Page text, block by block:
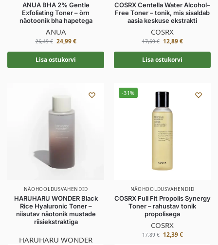
ANUA BHA 2% Gentle
Exfoliating Toner – õrn
näotoonik bha hapetega
ANUA
26,49€ 24,99€
Lisa ostukorvi
COSRX Centella Water Alcohol–
Free Toner – tonik, mis sisaldab
aasia keskuse ekstrakti
COSRX
17,69€ 12,89€
Lisa ostukorvi
NÄOHOOLDUSVAHENDID
HARUHARU WONDER Black
Rice Hyaluronic Toner –
niisutav näotonik mustade
riisiekstraktiga
HARUHARU WONDER
-31%
NÄOHOOLDUSVAHENDID
COSRX Full Fit Propolis Synergy
Toner – rahustav tonik
propolisega
COSRX
17,89€ 12,39€